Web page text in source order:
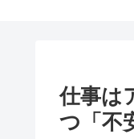
仕事は
つ「不